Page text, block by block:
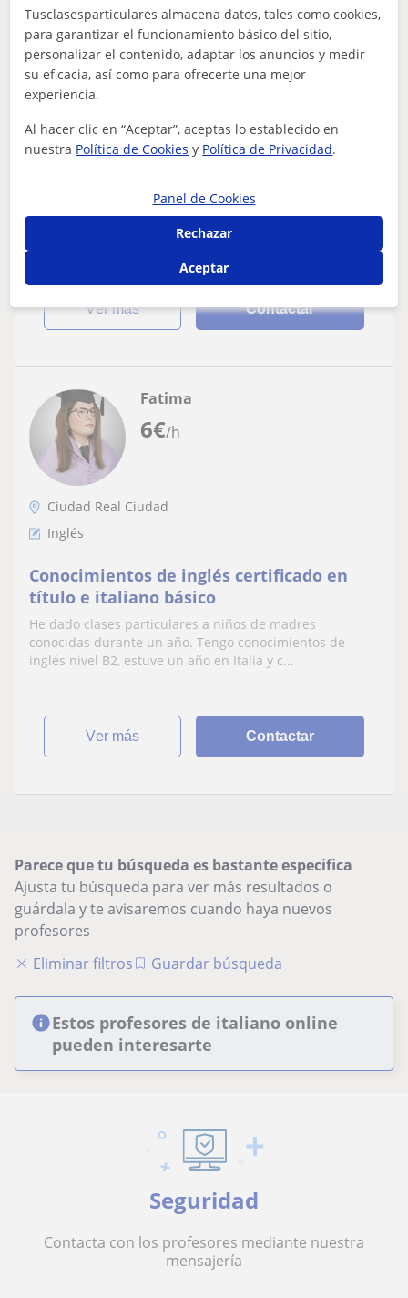
/h
Ciudad Real Capital
Inglés
CLASES PARTICULARES ECONÓMICAS DE
Hello!Soy Vanessa, estudiante de cuarto de carrera en el
grado de Estudios ingleses y una apasionada de los
idiomas que te ayudara a conseg...
ver más Contactar
6€/h
Fatima
Ciudad Real Ciudad
Inglés
Conocimientos de inglés certificado en
título e italiano básico
He dado clases particulares a niños de madres
conocidas durante un año. Tengo conocimientos de
inglés nivel B2, estuve un año en Italia y c...
ver más Contactar
Parece que tu búsqueda es bastante especifica
Ajusta tu búsqueda para ver más resultados o
guárdala y te avisaremos cuando haya nuevos
profesores
Eliminar filtros
Guardar búsqueda
Estos profesores de italiano online
pueden interesarte
Seguridad
Contacta con los profesores mediante nuestra
mensajería
Tusclasesparticulares almacena datos, tales como cookies,
para garantizar el funcionamiento básico del sitio,
personalizar el contenido, adaptar los anuncios y medir
su eficacia, así como para ofrecerte una mejor
experiencia.
Al hacer clic en “Aceptar”, aceptas lo establecido en
nuestra Política de Cookies y Política de Privacidad.
Panel de Cookies
Rechazar
Aceptar